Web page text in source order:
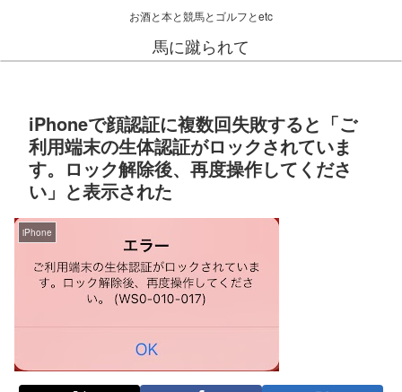
お酒と本と競馬とゴルフとetc
馬に蹴られて
iPhoneで顔認証に複数回失敗すると「ご
利用端末の生体認証がロックされていま
す。ロック解除後、再度操作してくださ
い」と表示された
iPhone